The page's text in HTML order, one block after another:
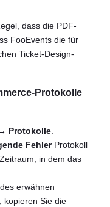
Polish
Czech
dass die PDF-
FooEvents die für
Ticket-Design-
Protokolle
Protokolle.
FehlerProtokoll
in dem das
erwähnen
kopieren Sie die